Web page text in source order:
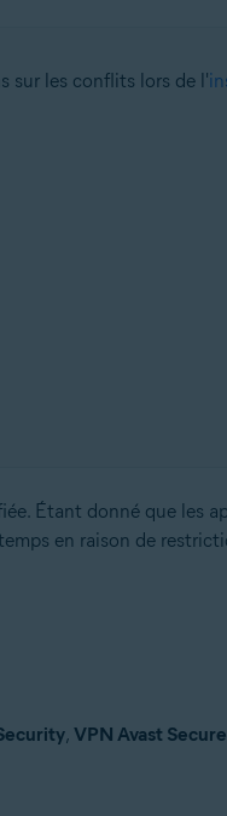
sur les conflits lors de l'
Étant donné que les
en raison de
, VPN Avast